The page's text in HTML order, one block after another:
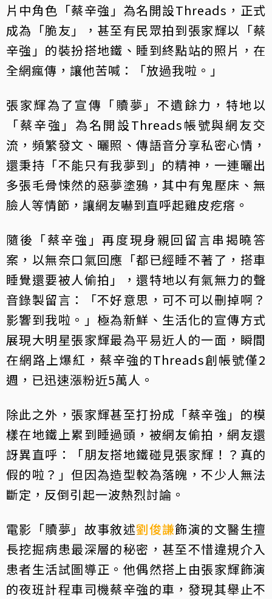
片中角色「蔡辛強」為名開設Threads，正式
成為「脆友」，甚至有民眾拍到張家輝以「蔡
辛強」的裝扮搭地鐵、睡到終點站的照片，在
全網瘋傳，讓他苦喊：「放過我啦。」
張家輝為了宣傳「贖夢」不遺餘力，特地以
「蔡辛強」為名開設Threads帳號與網友交
流，頻繁發文、曬照、傳語音分享私密心情，
還秉持「不能只有我夢到」的精神，一連曬出
多張毛骨悚然的惡夢塗鴉，其中有鬼壓床、無
臉人等情節，讓網友嚇到直呼起雞皮疙瘩。
隨後「蔡辛強」再度現身親回留言串揭曉答
案，以無奈口氣回應「都已經睡不著了，搭車
睡覺還要被人偷拍」，還特地以有氣無力的聲
音錄製留言：「不好意思，可不可以刪掉啊？
影響到我啦。」極為新鮮、生活化的宣傳方式
展現大明星張家輝最為平易近人的一面，瞬間
在網路上爆紅，蔡辛強的Threads創帳號僅2
週，已迅速漲粉近5萬人。
除此之外，張家輝甚至打扮成「蔡辛強」的模
樣在地鐵上累到睡過頭，被網友偷拍，網友還
訝異直呼：「朋友搭地鐵碰見張家輝！？真的
假的啦？」但因為造型較為落魄，不少人無法
斷定，反倒引起一波熱烈討論。
電影「贖夢」故事敘述劉俊謙飾演的文醫生擅
長挖掘病患最深層的秘密，甚至不惜違規介入
患者生活試圖導正。他偶然搭上由張家輝飾演
的夜班計程車司機蔡辛強的車，發現其舉止不